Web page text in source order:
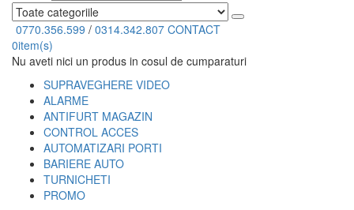
0770.356.599 / 0314.342.807 CONTACT
0item(s)
Nu aveti nici un produs in cosul de cumparaturi
SUPRAVEGHERE VIDEO
ALARME
ANTIFURT MAGAZIN
CONTROL ACCES
AUTOMATIZARI PORTI
BARIERE AUTO
TURNICHETI
PROMO